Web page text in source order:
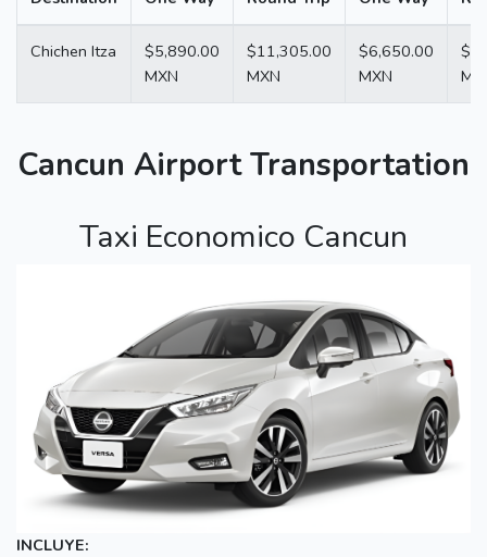
Chichen Itza
$5,890.00
MXN
$11,305.00
MXN
$6,650.00
MXN
Cancun Airport Transportation
Taxi Economico Cancun
INCLUYE: